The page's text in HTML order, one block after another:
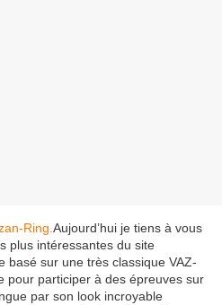
Aujourd’hui je tiens à vous
plus intéressantes du site
basé sur une très classique VAZ-
pour participer à des épreuves sur
par son look incroyable